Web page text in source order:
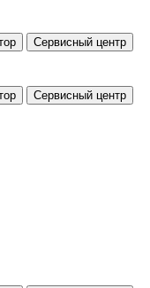
Сервисный центр
Сервисный центр